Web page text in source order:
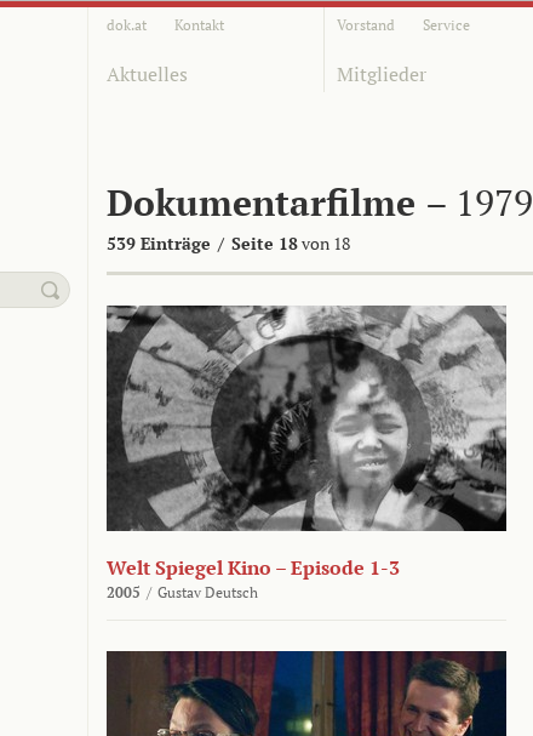
dok.at Kontakt Vorstand Service
Aktuelles Mitglieder
Dokumentarfilme – 1979
539 Einträge / Seite 18von 18
Welt Spiegel Kino – Episode 1-3
2005 / Gustav Deutsch